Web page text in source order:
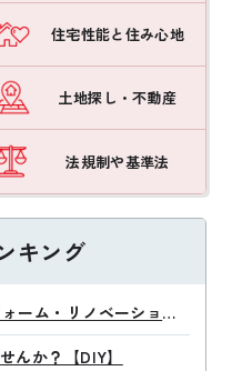
住宅性能と住み心地
土地探し・不動産
法規制や基準法
キング
ーム・リノベーション
んか？【DIY】